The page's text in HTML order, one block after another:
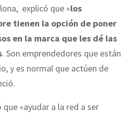
explicó que «los
tienen la opción de poner
en la marca que les dé las
. Son emprendedores que están
y es normal que actúen de
«ayudar a la red a ser